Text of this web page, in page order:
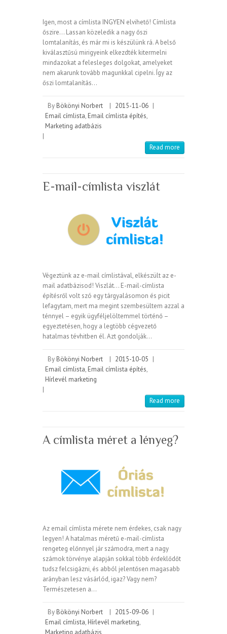
Igen, most a címlista INGYEN elvihető! Címlista
őszire… Lassan közeledik a nagy őszi
lomtalanítás, és már mi is készülünk rá. A belső
kiválasztűsú mirigyeink elkezdték kitermelni
mindazokat a felesleges dolgokat, amelyeket
nem akarunk tovább magunkkal cipelni. Így az
őszi lomtalanítás…
By Bökönyi Norbert | 2015-11-06 |
Email címlista, Email címlista építés,
Marketing adatbázis
|
Read more
E-mail-címlista viszlát
Végeztünk az e-mail címlistával, elkészült az e-
mail adatbázisod! Viszlát… E-mail-címlista
építésről volt szó egy tárgyalásomon és picit
lefagytam, mert ma megint szembesültem azzal a
ténnyel – egyik ügyféljelöltemmel történő –
egyeztetésen, hogy a legtöbb cégvezető
hatalmas tévhitben él. Azt gondolják…
By Bökönyi Norbert | 2015-10-05 |
Email címlista, Email címlista építés,
Hírlevél marketing
|
Read more
A címlista méret a lényeg?
Az email címlista mérete nem érdekes, csak nagy
legyen! A hatalmas méretű e-mail-címlista
rengeteg előnnyel jár számodra, mert a nagy
számok törvénye alapján sokkal több érdeklődőt
tudsz felcsigázni, és abból jelentősen magasabb
arányban lesz vásárlód, igaz? Vagy nem?
Természetesen a…
By Bökönyi Norbert | 2015-09-06 |
Email címlista, Hírlevél marketing,
Marketing adatbázis